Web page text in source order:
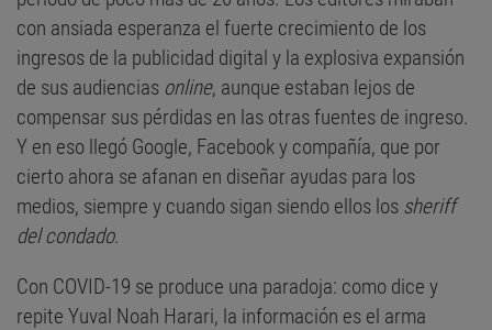
con ansiada esperanza el fuerte crecimiento de los
ingresos de la publicidad digital y la explosiva expansión
de sus audiencias online, aunque estaban lejos de
compensar sus pérdidas en las otras fuentes de ingreso.
Y en eso llegó Google, Facebook y compañía, que por
cierto ahora se afanan en diseñar ayudas para los
medios, siempre y cuando sigan siendo ellos los sheriff
del condado.
Con COVID-19 se produce una paradoja: como dice y
repite Yuval Noah Harari, la información es el arma